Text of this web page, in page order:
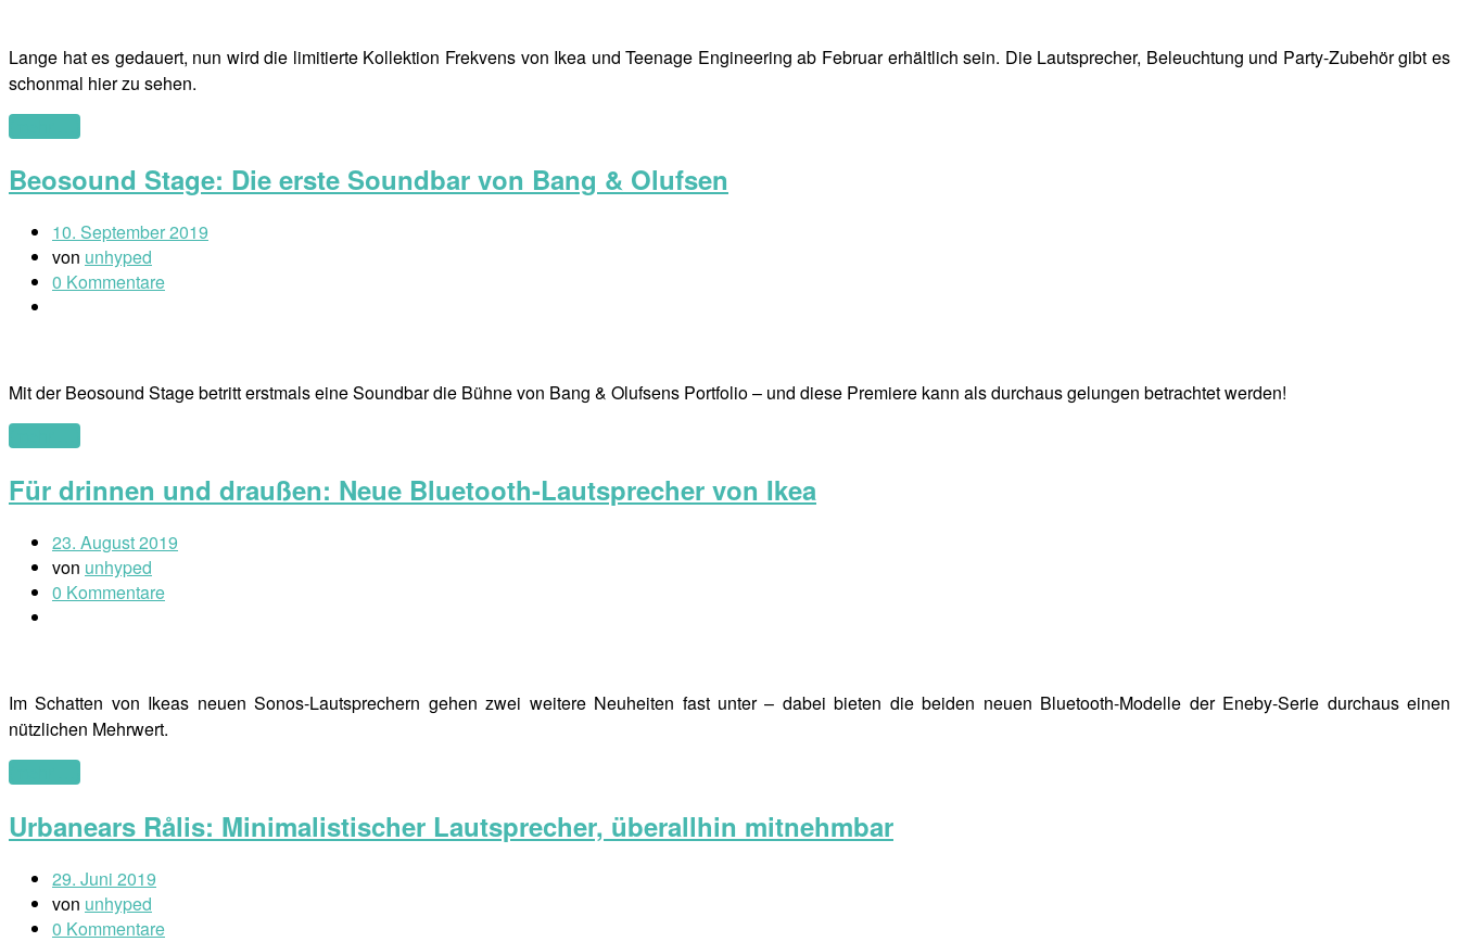
Lange hat es gedauert, nun wird die limitierte Kollektion Frekvens von Ikea und Teenage Engineering ab Februar erhältlich sein. Die Lautsprecher, Beleuchtung und Party-Zubehör gibt es
schonmal hier zu sehen.
Beosound Stage: Die erste Soundbar von Bang & Olufsen
10. September 2019
von unhyped
0 Kommentare
Mit der Beosound Stage betritt erstmals eine Soundbar die Bühne von Bang & Olufsens Portfolio – und diese Premiere kann als durchaus gelungen betrachtet werden!
Für drinnen und draußen: Neue Bluetooth-Lautsprecher von Ikea
23. August 2019
von unhyped
0 Kommentare
Im Schatten von Ikeas neuen Sonos-Lautsprechern gehen zwei weitere Neuheiten fast unter – dabei bieten die beiden neuen Bluetooth-Modelle der Eneby-Serie durchaus einen
nützlichen Mehrwert.
Urbanears Rålis: Minimalistischer Lautsprecher, überallhin mitnehmbar
29. Juni 2019
von unhyped
0 Kommentare